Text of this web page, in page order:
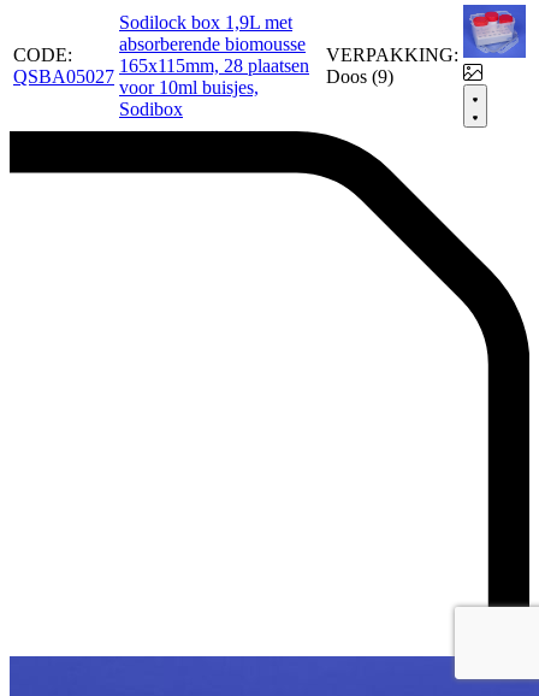
CODE:
QSBA05027
Sodilock box 1,9L met
absorberende biomousse
165x115mm, 28 plaatsen
voor 10ml buisjes,
Sodibox
VERPAKKING:
Doos (9)